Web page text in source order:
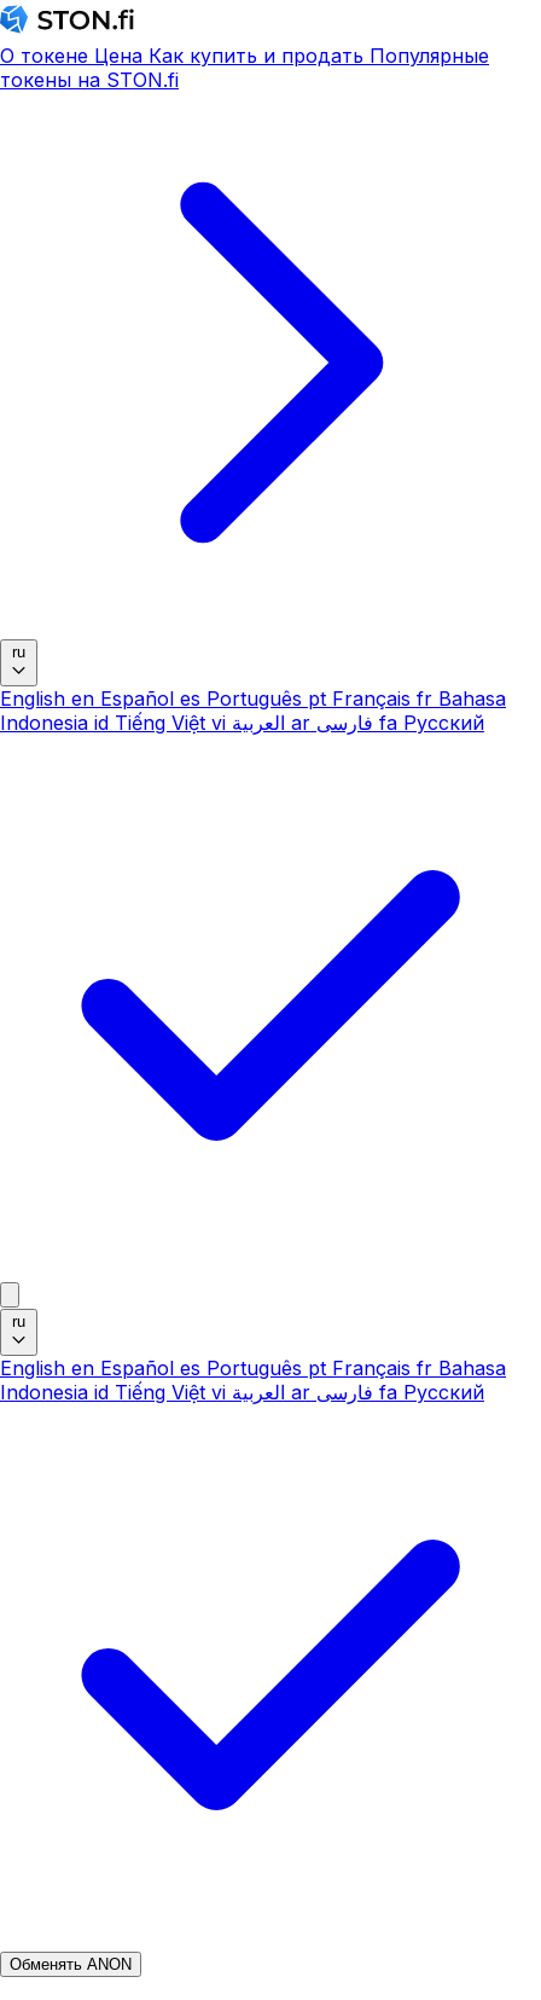
О токене Цена Как купить и продать Популярные
токены на STON.fi
ru
English en Español es Português pt Français fr Bahasa
Indonesia id Tiếng Việt vi العربية ar فارسی fa Русский
ru
English en Español es Português pt Français fr Bahasa
Indonesia id Tiếng Việt vi العربية ar فارسی fa Русский
Обменять ANON